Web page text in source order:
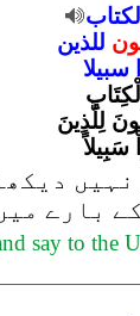
الكتاب
للذين
سبيلا
لِلَّذِينَ
سَبِيلاً
بارے
say to the